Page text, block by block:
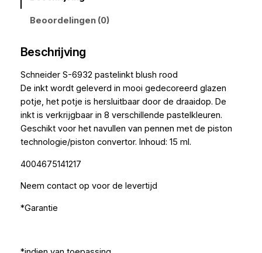
Beoordelingen (0)
Beschrijving
Schneider S-6932 pastelinkt blush rood
De inkt wordt geleverd in mooi gedecoreerd glazen
potje, het potje is hersluitbaar door de draaidop. De
inkt is verkrijgbaar in 8 verschillende pastelkleuren.
Geschikt voor het navullen van pennen met de piston
technologie/piston convertor. Inhoud: 15 ml.
4004675141217
Neem contact op voor de levertijd
*Garantie